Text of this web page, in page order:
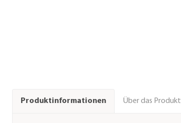
Produktinformationen Über das Produkt